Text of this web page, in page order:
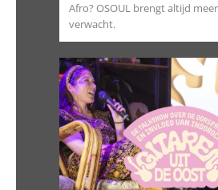
Afro? OSOUL brengt altijd
verwacht.